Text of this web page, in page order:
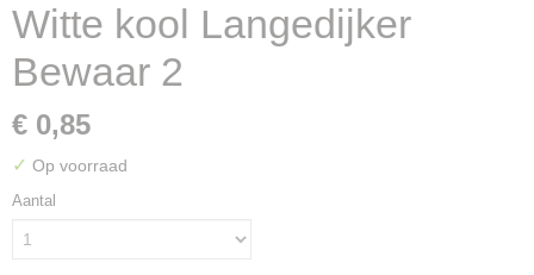
Witte kool Langedijker
Bewaar 2
€ 0,85
✓ Op voorraad
Aantal